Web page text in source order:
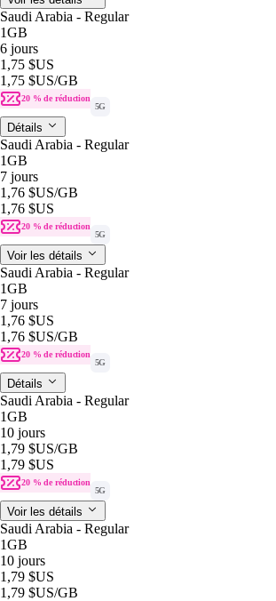
Saudi Arabia - Regular
1GB
6 jours
1,75 $US
1,75 $US/GB
20 % de réduction
5G
Détails
Saudi Arabia - Regular
1GB
7 jours
1,76 $US/GB
1,76 $US
20 % de réduction
5G
Voir les détails
Saudi Arabia - Regular
1GB
7 jours
1,76 $US
1,76 $US/GB
20 % de réduction
5G
Détails
Saudi Arabia - Regular
1GB
10 jours
1,79 $US/GB
1,79 $US
20 % de réduction
5G
Voir les détails
Saudi Arabia - Regular
1GB
10 jours
1,79 $US
1,79 $US/GB